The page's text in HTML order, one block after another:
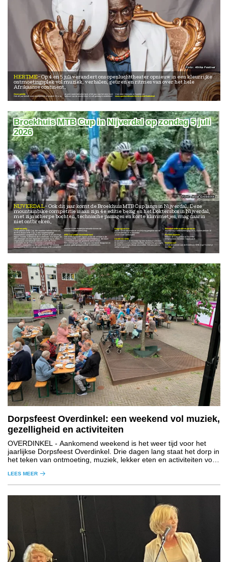
HERTME
ontmoetingsplek vol muziek, verhalen, geuren en ritmes van over het hele
Afrikaanse continent.
Onvergetelijk
Ook dit jaar belooft weer onvergetelijk te worden! Of je nu
al jaren vaste bezoeker bent, of dit jaar voor het eerst komt
proeven van de unieke sfeer: er valt genoeg te ontdekken!
Voor meer informatie en kaarten zie
www.openluchttheaterhertme.nl/afrikafestival
Afrika Festival
Broekhuis MTB Cup in Nijverdal op zondag 5 juli
2026
NIJVERDAL
mountainbike competitie is aan zijn 4e editie bezig en het Doktersbos in Nijverdal,
met zijn scherpe bochten, technische passages en korte klimmetjes, mag daarin
niet ontbreken.
Laagdrempelig
De Broekhuis MTB Cup, die voorheen bekend stond als
de FPS Bouw MTB Cup, is een laagdrempelige
mountainbike competitie die zich afspeelt in de prachtige
regio's Twente, Salland en de Achterhoek. Wat begon als
een verlangen om een regionale competitie op te zetten,
vergelijkbaar met bekende reeksen zoals de GOW-
wedstrijden en de Veluwse Winter Competitie, is
inmiddels uitgegroeid tot een groot succes. De enorme
belangstelling bewijst dat deze zomerse MTB-competitie
voorziet in een duidelijke behoefte binnen de
mountainbikegemeenschap.
MTB Competitie Oost-Nederland
Het overkoepelende orgaan achter dit initiatief is de
Stichting MTB Competitie Oost-Nederland, die nauw
samenwerkt met een groeiend aantal lokale
fietsverenigingen. Dit zorgt voor een breed draagvlak en
diverse, goed georganiseerde evenementen.
Dagprogramma
08:20 - 13:00 Informatie en inschrijving geopend aan de
Duivecatelaan 10 te Nijverdal
14:30 Einde wedstrijden
Locatie en ronde
In het Dokterbos in Nijverdal ligt een technisch parcours
te wachten waarin scherpe bochten, technische passages
en korte klimmetjes elkaar afwisselen. Het parcours is
veelal singletrack.
Bezoekersinformatie en parkeren
Inschrijving Voetbalvereniging DES. Duivecatelaan 10
Parkeerplaatsen:
Willem de Clercqstraat te Nijverdal
Wilgenweard Nijverdal. Sportlaan 6
Deelnemen?
Wil je deelnemen aan de Broekhuis MTB Cup? Schrijf je
dan hier in.
Jesse Grobbink
Dorpsfeest Overdinkel: een weekend vol muziek,
gezelligheid en activiteiten
OVERDINKEL - Aankomend weekend is het weer tijd voor het
jaarlijkse Dorpsfeest Overdinkel. Drie dagen lang staat het dorp in
het teken van ontmoeting, muziek, lekker eten en activiteiten voor
LEES MEER